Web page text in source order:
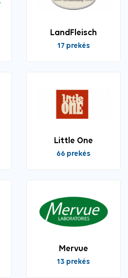
LandFleisch
17 prekės
Little One
66 prekės
Mervue
13 prekės